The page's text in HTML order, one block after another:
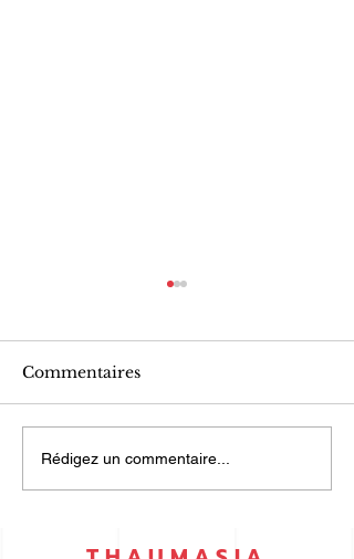
UN PORTEFEUILLE
DES RISQUES... pour
Commentaires
Rédigez un commentaire...